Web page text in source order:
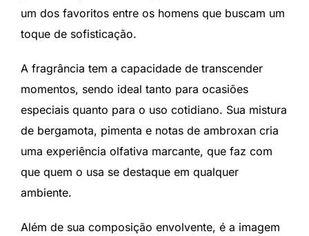
um dos favoritos entre os homens que buscam um
toque de sofisticação.
A fragrância tem a capacidade de transcender
momentos, sendo ideal tanto para ocasiões
especiais quanto para o uso cotidiano. Sua mistura
de bergamota, pimenta e notas de ambroxan cria
uma experiência olfativa marcante, que faz com
que quem o usa se destaque em qualquer
ambiente.
Além de sua composição envolvente, é a imagem